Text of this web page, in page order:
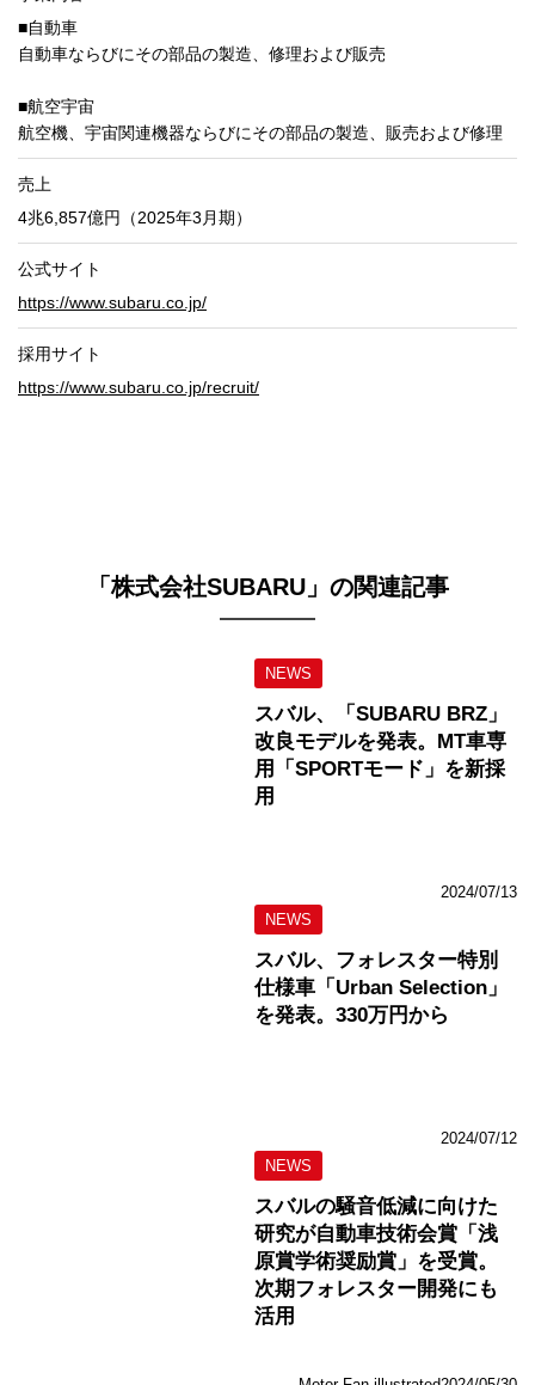
■自動車
自動車ならびにその部品の製造、修理および販売
■航空宇宙
航空機、宇宙関連機器ならびにその部品の製造、販売および修理
売上
4兆6,857億円（2025年3月期）
公式サイト
https://www.subaru.co.jp/
採用サイト
https://www.subaru.co.jp/recruit/
「株式会社SUBARU」の関連記事
NEWS
スバル、「SUBARU BRZ」
改良モデルを発表。MT車専
用「SPORTモード」を新採
用
2024/07/13
NEWS
スバル、フォレスター特別
仕様車「Urban Selection」
を発表。330万円から
2024/07/12
NEWS
スバルの騒音低減に向けた
研究が自動車技術会賞「浅
原賞学術奨励賞」を受賞。
次期フォレスター開発にも
活用